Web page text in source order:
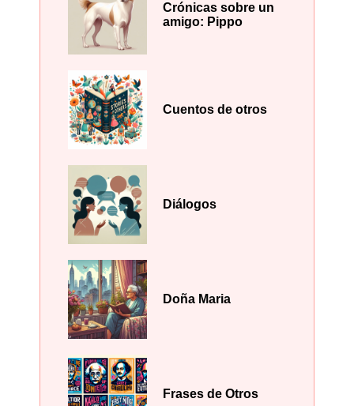
Crónicas sobre un
amigo: Pippo
Cuentos de otros
Diálogos
Doña Maria
Frases de Otros